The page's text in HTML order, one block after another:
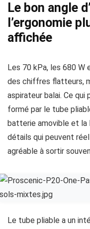
Le bon angle
l’ergonomie
affichée
Les 70 kPa, les 680 W
des chiffres flatteurs,
aspirateur balai. Ce qui
formé par le tube
batterie amovible et la
détails qui peuvent
agréable à sortir
Le tube pliable a un